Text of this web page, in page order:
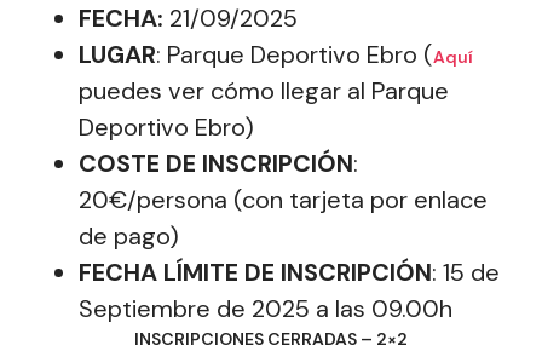
FECHA: 21/09/2025
LUGAR: Parque Deportivo Ebro (Aquí
puedes ver cómo llegar al Parque
Deportivo Ebro)
COSTE DE INSCRIPCIÓN:
20€/persona (con tarjeta por enlace
de pago)
FECHA LÍMITE DE INSCRIPCIÓN: 15 de
Septiembre de 2025 a las 09.00h
INSCRIPCIONES CERRADAS – 2×2